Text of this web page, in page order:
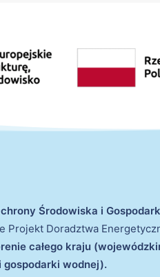
Środowiska i
Projekt Doradztwa
całego kraju
wodnej).